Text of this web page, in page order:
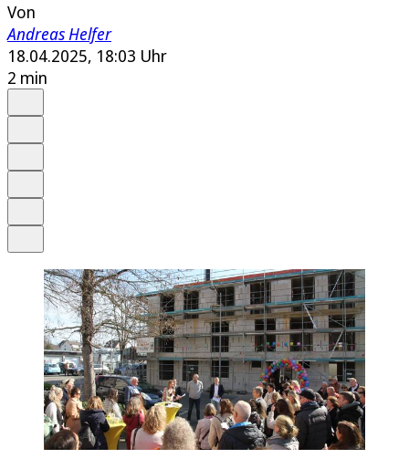
Von
Andreas Helfer
18.04.2025, 18:03 Uhr
2 min